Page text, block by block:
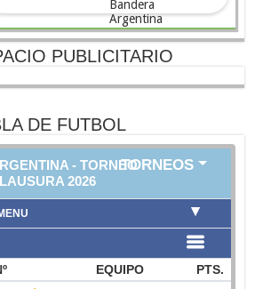
PUBLICITARIO
DE FUTBOL